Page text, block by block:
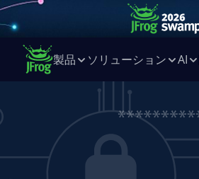
製品 ソリューション AI